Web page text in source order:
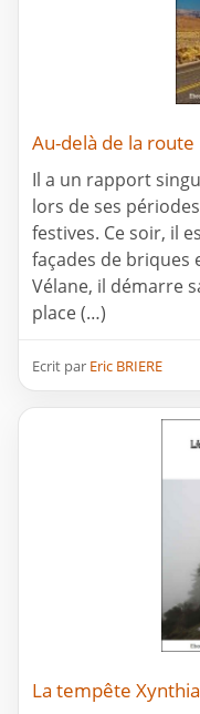
Au-delà de la route
Il a un rapport
lors de ses
festives. Ce soir, il
façades de briques
Vélane, il démarre
place (…)
Ecrit par Eric BRIERE
La tempête